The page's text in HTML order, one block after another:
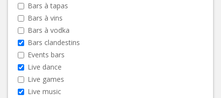
Bars à tapas
Bars à vins
Bars à vodka
Bars clandestins
Events bars
Live dance
Live games
Live music